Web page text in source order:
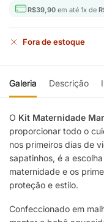
R$39,90 em até 1x de
Fora de estoque
Galeria Descrição
O Kit Maternidade
proporcionar todo o
nos primeiros dias de
sapatinhos, é a
maternidade e os
proteção e estilo.
Confeccionado em